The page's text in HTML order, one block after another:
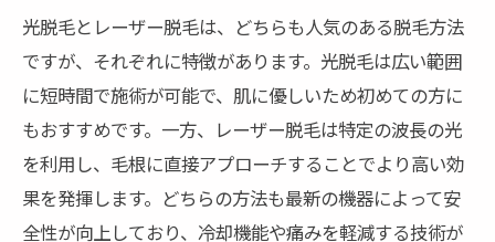
光脱毛とレーザー脱毛は、どちらも人気のある脱毛方法
ですが、それぞれに特徴があります。光脱毛は広い範囲
に短時間で施術が可能で、肌に優しいため初めての方に
もおすすめです。一方、レーザー脱毛は特定の波長の光
を利用し、毛根に直接アプローチすることでより高い効
果を発揮します。どちらの方法も最新の機器によって安
全性が向上しており、冷却機能や痛みを軽減する技術が